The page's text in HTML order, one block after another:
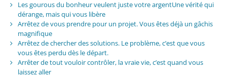
Les gourous du bonheur veulent juste votre argentUne vérité qui
dérange, mais qui vous libère
Arrêtez de vous prendre pour un projet. Vous êtes déjà un gâchis
magnifique
Arrêtez de chercher des solutions. Le problème, c’est que vous
vous êtes perdu dès le départ.
Arrêter de tout vouloir contrôler, la vraie vie, c’est quand vous
laissez aller